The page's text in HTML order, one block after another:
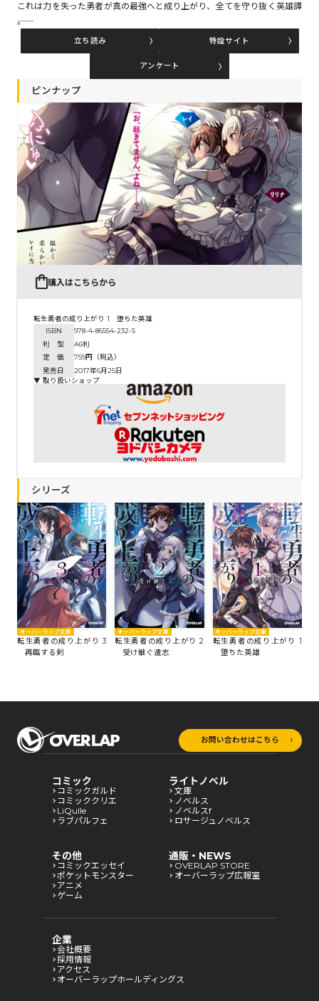
閉じる
これは力を失った勇者が真の最強へと成り上がり、全てを守り抜く英雄譚
――。
立ち読み 特設サイト
アンケート
ピンナップ
購入はこちらから
転生勇者の成り上がり 1 堕ちた英雄
ISBN
978-4-86554-232-5
判 型
A6判
定 価
759円（税込）
発売日
2017年6月25日
▼ 取り扱いショップ
シリーズ
オーバーラップ文庫
転生勇者の成り上がり 3
再臨する剣
オーバーラップ文庫
転生勇者の成り上がり 2
受け継ぐ遺志
オーバーラップ文庫
転生勇者の成り上がり 1
堕ちた英雄
お問い合わせはこちら
コミック
コミックガルド
コミッククリエ
LiQulle
ラブパルフェ
ライトノベル
文庫
ノベルス
ノベルスf
ロサージュノベルス
その他
コミックエッセイ
ポケットモンスター
アニメ
ゲーム
通販・NEWS
OVERLAP STORE
オーバーラップ広報室
企業
会社概要
採用情報
アクセス
オーバーラップホールディングス